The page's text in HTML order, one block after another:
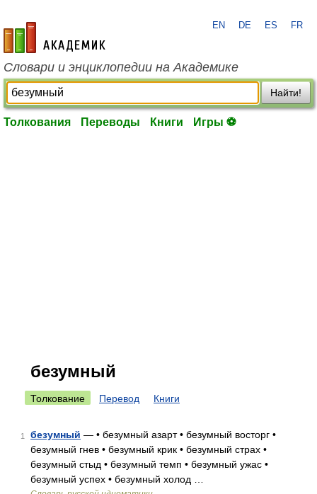
academic.ru
EN DE ES FR
Словари и энциклопедии на Академике
Найти!
Толкования Переводы Книги Игры ⚽
безумный
Толкование Перевод Книги
1 безумный — • безумный азарт • безумный восторг •
безумный гнев • безумный крик • безумный страх •
безумный стыд • безумный темп • безумный ужас •
безумный успех • безумный холод …